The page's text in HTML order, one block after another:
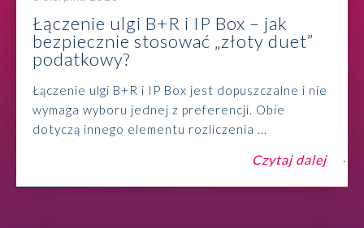
Łączenie ulgi B+R i IP Box – jak
bezpiecznie stosować „złoty duet”
podatkowy?
Łączenie ulgi B+R i IP Box jest dopuszczalne i nie
wymaga wyboru jednej z preferencji. Obie
dotyczą innego elementu rozliczenia ...
Czytaj dalej